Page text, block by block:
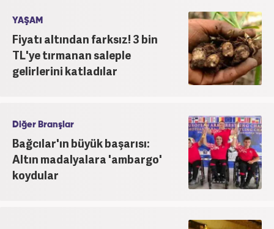
YAŞAM
Fiyatı altından farksız! 3 bin
TL'ye tırmanan saleple
gelirlerini katladılar
Diğer Branşlar
Bağcılar'ın büyük başarısı:
Altın madalyalara 'ambargo'
koydular